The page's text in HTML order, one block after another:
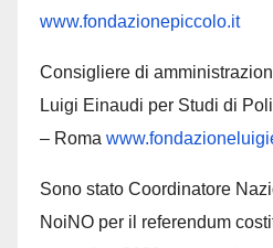
www.fondazionepiccolo.it
Consigliere di
Luigi Einaudi per Studi di
– Roma
Sono stato Coordinatore
NoiNO per il referendum